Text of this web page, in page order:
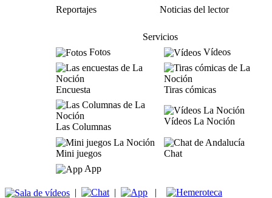
Reportajes
Noticias del lector
Servicios
Fotos
Vídeos
Encuesta Tiras cómicas
Las Columnas
Vídeos La Noción
Mini juegos
Chat
App
| | |